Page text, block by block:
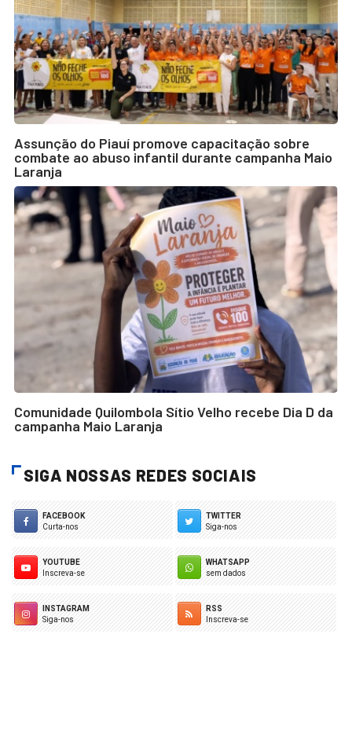
Assunção do Piauí promove capacitação sobre
combate ao abuso infantil durante campanha Maio
Laranja
Comunidade Quilombola Sítio Velho recebe Dia D da
campanha Maio Laranja
SIGA NOSSAS REDES SOCIAIS
FACEBOOK
Curta-nos
TWITTER
Siga-nos
YOUTUBE
Inscreva-se
WHATSAPP
sem dados
INSTAGRAM
Siga-nos
RSS
Inscreva-se